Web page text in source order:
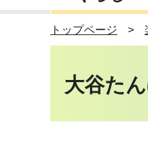
トップページ
大谷た